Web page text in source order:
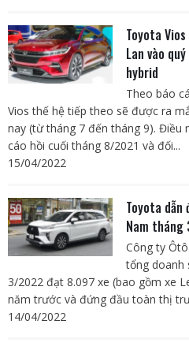
Toyota
Lan vào
hybrid
Theo báo
Vios thế hệ tiếp theo sẽ được ra
nay (từ tháng 7 đến tháng 9). Điều
cáo hồi cuối tháng 8/2021 và đối...
15/04/2022
Toyota
Nam
Công ty
tổng doanh
3/2022 đạt 8.097 xe (bao gồm xe
năm trước và đứng đầu toàn thị
14/04/2022